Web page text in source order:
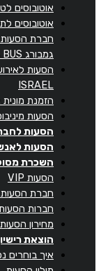
אוטובוסים
אוטובוסים
חברת הסעות
גמבורג RENT A BUS"
ISRAEL
הזמנת מונית
הסעות
הסעות
הסעות
השכרת
הסעות VIP
חברת הסעות
חברות
מחירון הסעות
הוצאת
איך בוחרים